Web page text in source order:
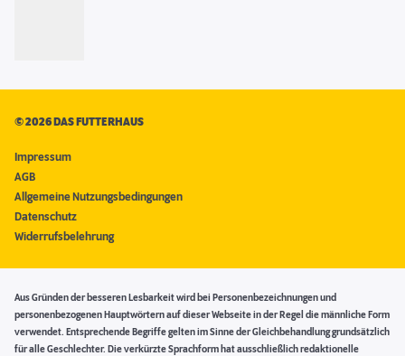
©2026 DAS FUTTERHAUS
Impressum
AGB
Allgemeine Nutzungsbedingungen
Datenschutz
Widerrufsbelehrung
Aus Gründen der besseren Lesbarkeit wird bei Personenbezeichnungen und
personenbezogenen Hauptwörtern auf dieser Webseite in der Regel die männliche Form
verwendet. Entsprechende Begriffe gelten im Sinne der Gleichbehandlung grundsätzlich
für alle Geschlechter. Die verkürzte Sprachform hat ausschließlich redaktionelle